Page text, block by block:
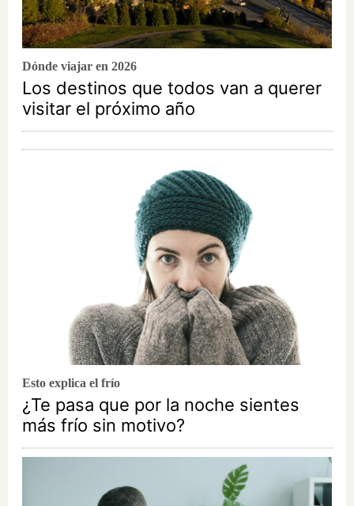
Dónde viajar en 2026
Los destinos que todos van a querer
visitar el próximo año
Esto explica el frío
¿Te pasa que por la noche sientes
más frío sin motivo?